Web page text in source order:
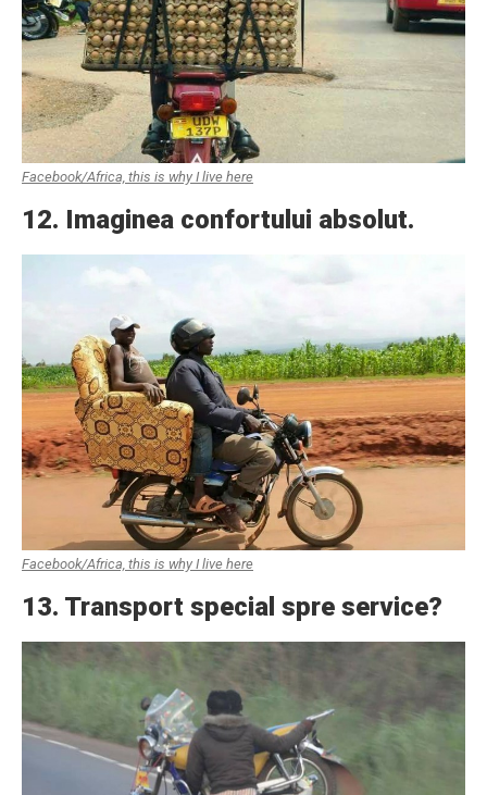
Facebook/Africa, this is why I live here
12. Imaginea confortului absolut.
Facebook/Africa, this is why I live here
13. Transport special spre service?